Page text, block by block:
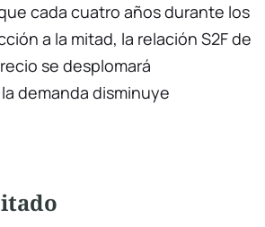
cada cuatro años durante los
a la mitad, la relación S2F de
se desplomará
demanda disminuye